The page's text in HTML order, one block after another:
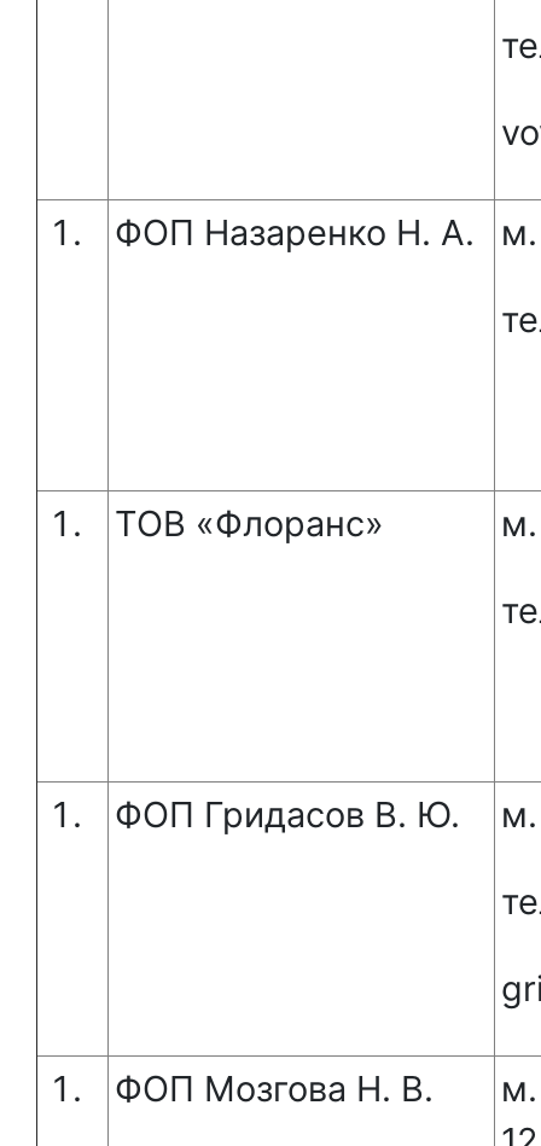
ФОП Назаренко Н. А. м.
ТОВ «Флоранс» м.
ФОП Гридасов В. Ю.
ФОП Мозгова Н. В.
м.